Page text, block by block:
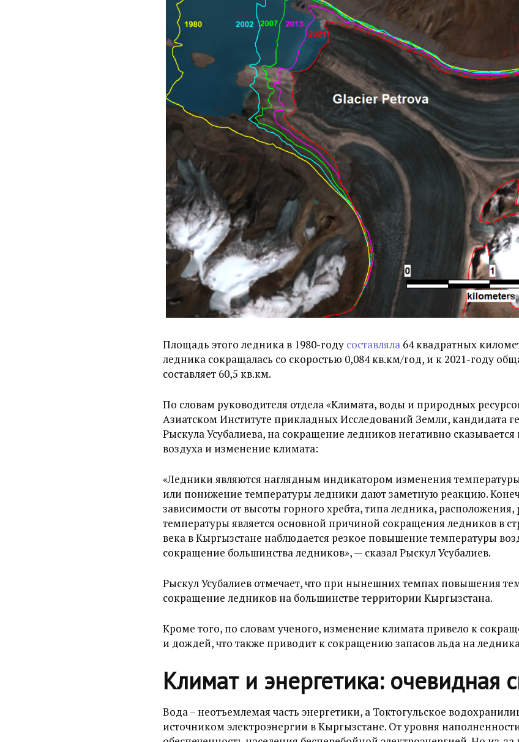
Площадь этого ледника в 1980-году составляла 64 квадратных
ледника сокращалась со скоростью 0,084 кв.км/год, и к 2021-году
составляет 60,5 кв.км.
По словам руководителя отдела «Климата, воды и природных
Азиатском Институте прикладных Исследований Земли, кандидата
Рыскула Усубалиева, на сокращение ледников негативно
воздуха и изменение климата:
«Ледники являются наглядным индикатором изменения
или понижение температуры ледники дают заметную реакцию.
зависимости от высоты горного хребта, типа ледника,
температуры является основной причиной сокращения ледников в
века в Кыргызстане наблюдается резкое повышение температуры
сокращение большинства ледников», — сказал Рыскул Усубалиев.
Рыскул Усубалиев отмечает, что при нынешних темпах повышения
сокращение ледников на большинстве территории Кыргызстана.
Кроме того, по словам ученого, изменение климата привело к
и дождей, что также приводит к сокращению запасов льда на
Климат и энергетика: очевидная
Вода– неотъемлемая часть энергетики, а Токтогульское
источником электроэнергии в Кыргызстане. От уровня